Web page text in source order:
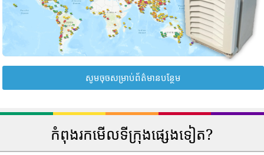
សូមចុចសម្រាប់ព័ត៌មានបន្ថែម
កំពុងរកមើលទីក្រុងផ្សេងទៀត?